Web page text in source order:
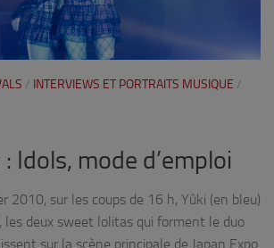
/ INTERVIEWS ET PORTRAITS MUSIQUE /
: Idols, mode d’emploi
2010, sur les coups de 16 h, Yûki (en bleu)
les deux sweet lolitas qui forment le duo
sur la scène principale de Japan Expo